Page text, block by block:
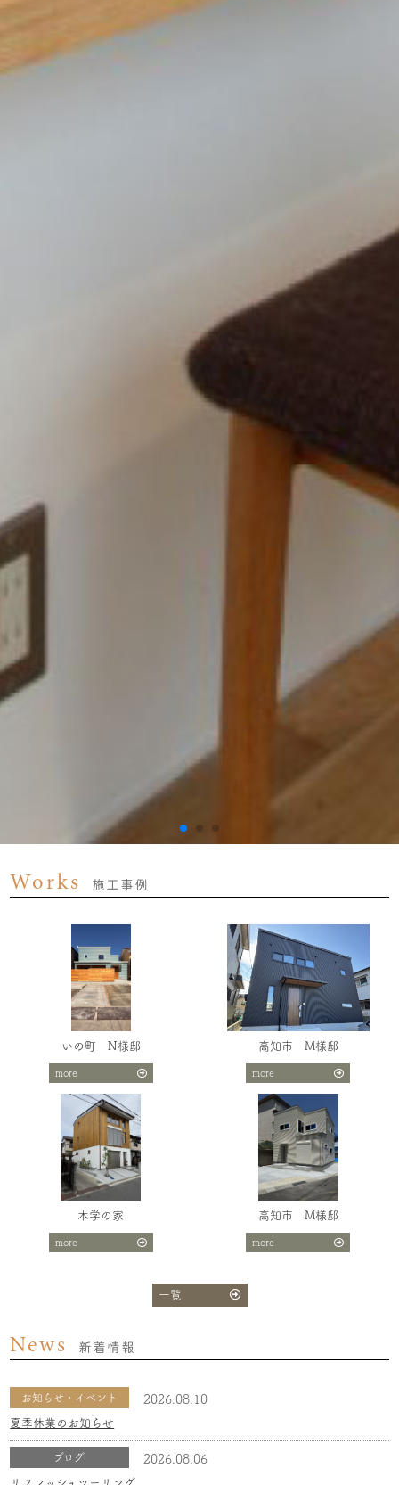
Works 施工事例
いの町 N様邸
more
高知市 M様邸
more
木学の家
more
高知市 M様邸
more
一覧
News 新着情報
お知らせ・イベント 2026.08.10
夏季休業のお知らせ
ブログ 2026.08.06